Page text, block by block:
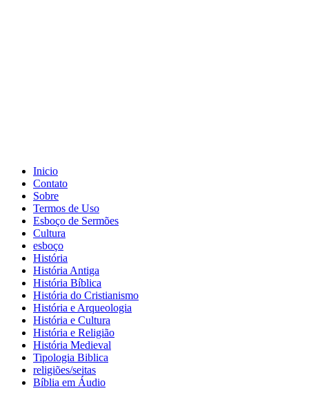
Inicio
Contato
Sobre
Termos de Uso
Esboço de Sermões
Cultura
esboço
História
História Antiga
História Bíblica
História do Cristianismo
História e Arqueologia
História e Cultura
História e Religião
História Medieval
Tipologia Biblica
religiões/seitas
Bíblia em Áudio